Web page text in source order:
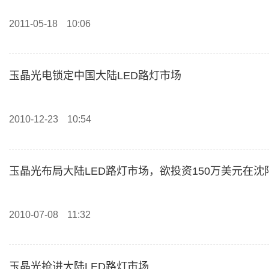
2011-05-18 10:06
玉晶光电锁定中国大陆LED路灯市场
2010-12-23 10:54
玉晶光布局大陆LED路灯市场，欲投资150万美元在沈
2010-07-08 11:32
玉晶光抢进大陆LED路灯市场